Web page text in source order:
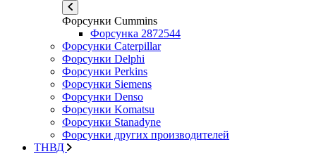
Форсунки Cummins
Форсунка 2872544
Форсунки Caterpillar
Форсунки Delphi
Форсунки Perkins
Форсунки Siemens
Форсунки Denso
Форсунки Komatsu
Форсунки Stanadyne
Форсунки других производителей
ТНВД